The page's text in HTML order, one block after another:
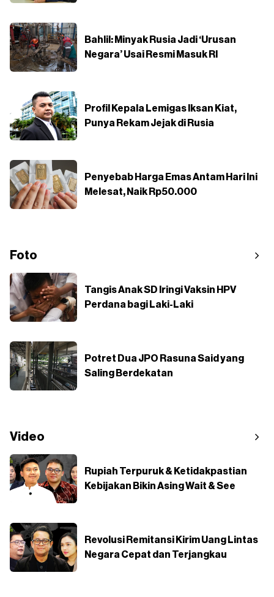
Bahlil: Minyak Rusia Jadi ‘Urusan
Negara’ Usai Resmi Masuk RI
Profil Kepala Lemigas Iksan Kiat,
Punya Rekam Jejak di Rusia
Penyebab Harga Emas Antam Hari Ini
Melesat, Naik Rp50.000
Foto
Tangis Anak SD Iringi Vaksin HPV
Perdana bagi Laki-Laki
Potret Dua JPO Rasuna Said yang
Saling Berdekatan
Video
Rupiah Terpuruk & Ketidakpastian
Kebijakan Bikin Asing Wait & See
Revolusi Remitansi Kirim Uang Lintas
Negara Cepat dan Terjangkau